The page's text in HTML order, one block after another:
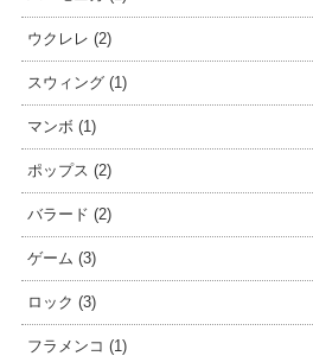
ウクレレ (2)
スウィング (1)
マンボ (1)
ポップス (2)
バラード (2)
ゲーム (3)
ロック (3)
フラメンコ (1)